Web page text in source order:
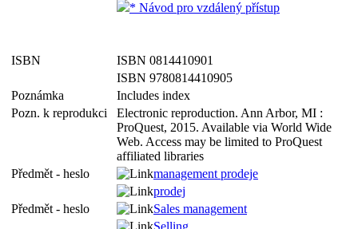
* Návod pro vzdálený přístup
ISBN
ISBN 0814410901
ISBN 9780814410905
Poznámka
Includes index
Pozn. k reprodukci
Electronic reproduction. Ann Arbor, MI :
ProQuest, 2015. Available via World Wide
Web. Access may be limited to ProQuest
affiliated libraries
Předmět - heslo
management prodeje
prodej
Předmět - heslo
Sales management
Selling